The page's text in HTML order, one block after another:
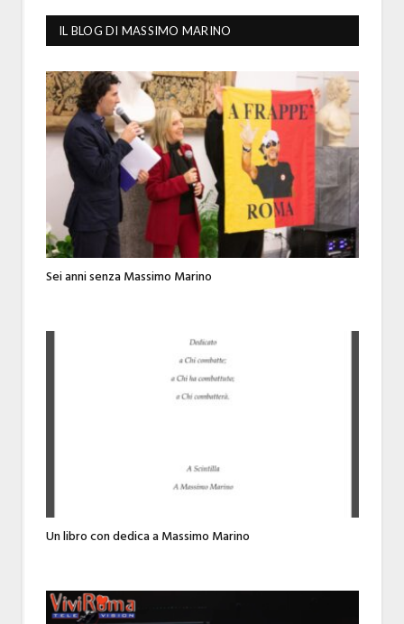
IL BLOG DI MASSIMO MARINO
Sei anni senza Massimo Marino
Un libro con dedica a Massimo Marino